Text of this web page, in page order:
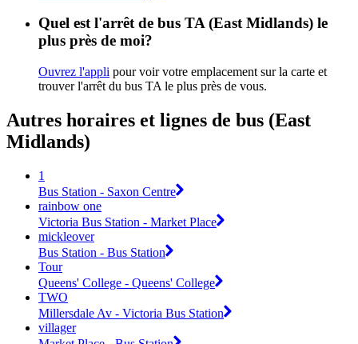
Quel est l'arrêt de bus TA (East Midlands) le
plus près de moi?
Ouvrez l'appli pour voir votre emplacement sur la carte et
trouver l'arrêt du bus TA le plus près de vous.
Autres horaires et lignes de bus (East
Midlands)
1
Bus Station - Saxon Centre
rainbow one
Victoria Bus Station - Market Place
mickleover
Bus Station - Bus Station
Tour
Queens' College - Queens' College
TWO
Millersdale Av - Victoria Bus Station
villager